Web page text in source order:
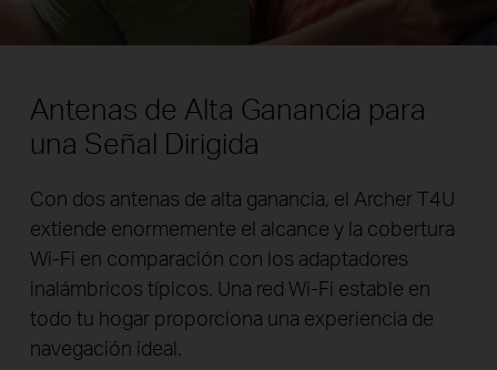
Antenas de Alta Ganancia para
una Señal Dirigida
Con dos antenas de alta ganancia, el Archer T4U
extiende enormemente el alcance y la cobertura
Wi-Fi en comparación con los adaptadores
inalámbricos típicos. Una red Wi-Fi estable en
todo tu hogar proporciona una experiencia de
navegación ideal.